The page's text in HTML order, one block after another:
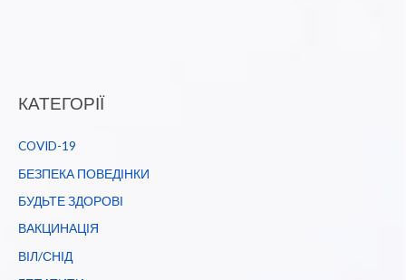
КАТЕГОРІЇ
COVID-19
БЕЗПЕКА ПОВЕДІНКИ
БУДЬТЕ ЗДОРОВІ
ВАКЦИНАЦІЯ
ВІЛ/СНІД